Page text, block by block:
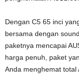
Dengan C5 65 inci
bersama dengan
paketnya mencapai
harga penuh, paket
Anda menghemat total